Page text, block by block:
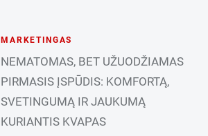
MARKETINGAS
NEMATOMAS, BET UŽUODŽIAMAS
PIRMASIS ĮSPŪDIS: KOMFORTĄ,
SVETINGUMĄ IR JAUKUMĄ
KURIANTIS KVAPAS